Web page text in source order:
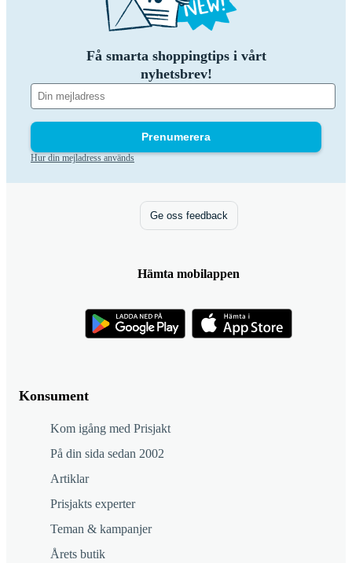
Få smarta shoppingtips i vårt
nyhetsbrev!
Prenumerera
Hur din mejladress används
Konsument
Kom igång med Prisjakt
På din sida sedan 2002
Artiklar
Prisjakts experter
Teman & kampanjer
Årets butik
Ge oss feedback
Hämta mobilappen